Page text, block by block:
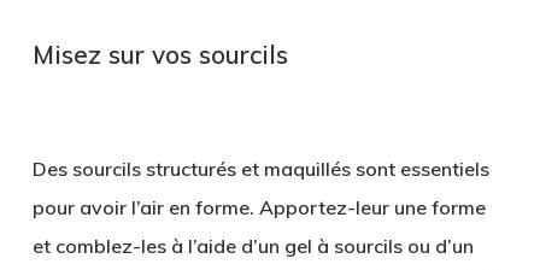
Misez sur vos sourcils
Des sourcils structurés et maquillés sont essentiels
pour avoir l’air en forme. Apportez-leur une forme
et comblez-les à l’aide d’un gel à sourcils ou d’un